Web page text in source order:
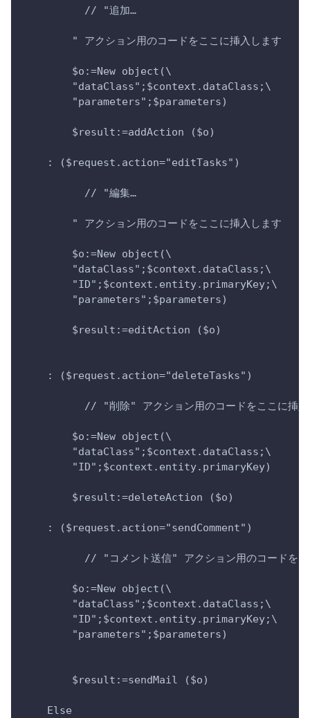
          // "追加…
        " アクション用のコードをここに挿入します
        $o:=New object(\
        "dataClass";$context.dataClass;\
        "parameters";$parameters)
        $result:=addAction ($o)
    : ($request.action="editTasks")
          // "編集…
        " アクション用のコードをここに挿入します
        $o:=New object(\
        "dataClass";$context.dataClass;\
        "ID";$context.entity.primaryKey;\
        "parameters";$parameters)
        $result:=editAction ($o)
    : ($request.action="deleteTasks")
// "削除" アクション用のコードをここに挿入
        $o:=New object(\
        "dataClass";$context.dataClass;\
        "ID";$context.entity.primaryKey)
        $result:=deleteAction ($o)
    : ($request.action="sendComment")
// "コメント送信" アクション用のコードをこ
        $o:=New object(\
        "dataClass";$context.dataClass;\
        "ID";$context.entity.primaryKey;\
        "parameters";$parameters)
        $result:=sendMail ($o)
    Else